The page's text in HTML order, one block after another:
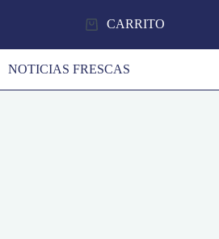
CARRITO
NOTICIAS FRESCAS